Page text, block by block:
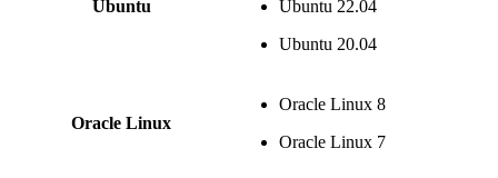
Ubuntu
Ubuntu 22.04
Ubuntu 20.04
Oracle Linux
Oracle Linux 8
Oracle Linux 7